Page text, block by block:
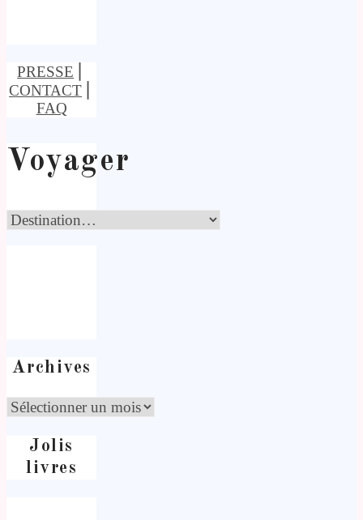
PRESSE
CONTACT
FAQ
Voyager
Archives
Jolis
livres